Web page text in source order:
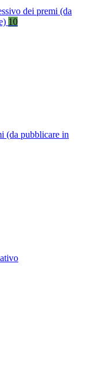
dei premi (da
10
(da pubblicare in